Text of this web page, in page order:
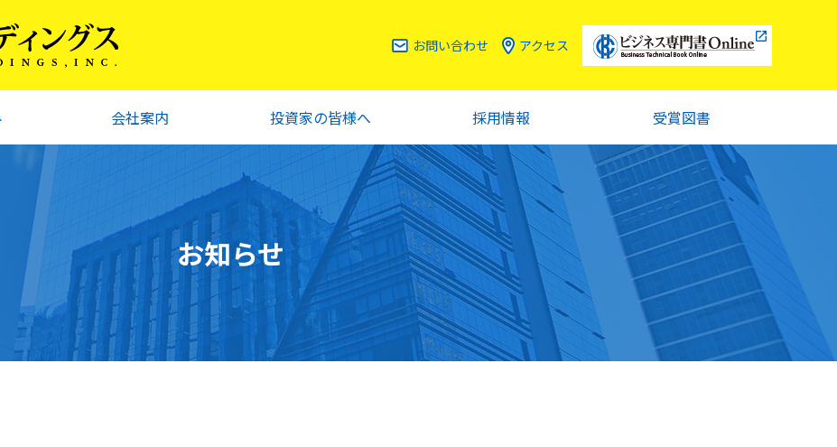
お問い合わせ アクセス
会社案内 投資家の皆様へ 採用情報 受賞図書
お知らせ